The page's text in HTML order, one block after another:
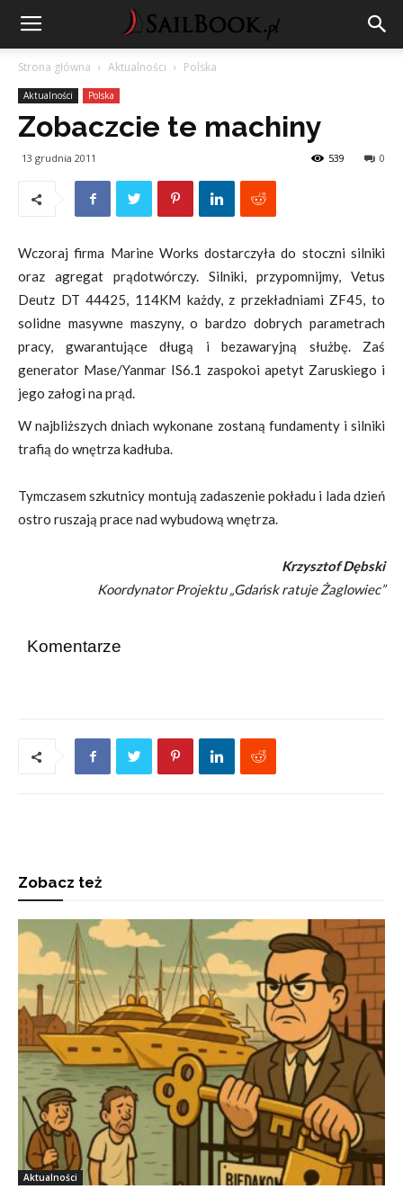
Strona główna Aktualności Polska
Aktualności Polska
Zobaczcie te machiny
13 grudnia 2011 0
539
Wczoraj firma Marine Works dostarczyła do stoczni silniki
oraz agregat prądotwórczy. Silniki, przypomnijmy, Vetus
Deutz DT 44425, 114KM każdy, z przekładniami ZF45, to
solidne masywne maszyny, o bardzo dobrych parametrach
pracy, gwarantujące długą i bezawaryjną służbę. Zaś
generator Mase/Yanmar IS6.1 zaspokoi apetyt Zaruskiego i
jego załogi na prąd.
W najbliższych dniach wykonane zostaną fundamenty i silniki
trafią do wnętrza kadłuba.
Tymczasem szkutnicy montują zadaszenie pokładu i lada dzień
ostro ruszają prace nad wybudową wnętrza.
Krzysztof Dębski
Koordynator Projektu „Gdańsk ratuje Żaglowiec”
Komentarze
Zobacz też
Aktualności